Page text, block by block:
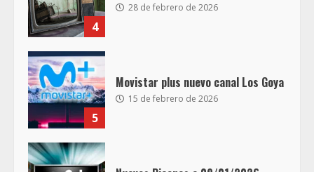
4
28 de febrero de 2026
5
Movistar plus nuevo canal Los Goya
15 de febrero de 2026